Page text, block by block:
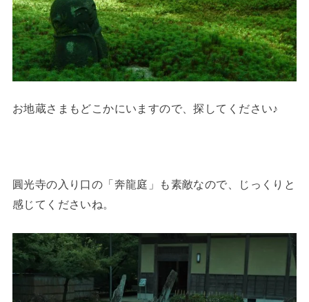
お地蔵さまもどこかにいますので、探してください♪
圓光寺の入り口の「奔龍庭」も素敵なので、じっくりと
感じてくださいね。